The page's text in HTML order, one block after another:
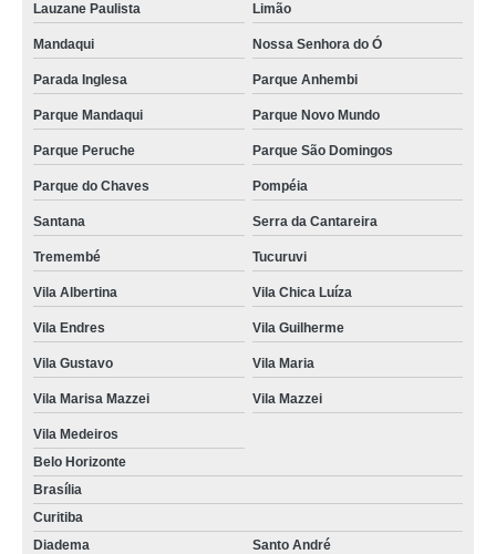
Lauzane Paulista Limão
Mandaqui Nossa Senhora do Ó
Parada Inglesa Parque Anhembi
Parque Mandaqui Parque Novo Mundo
Parque Peruche Parque São Domingos
Parque do Chaves Pompéia
Santana Serra da Cantareira
Tremembé Tucuruvi
Vila Albertina Vila Chica Luíza
Vila Endres Vila Guilherme
Vila Gustavo Vila Maria
Vila Marisa Mazzei Vila Mazzei
Vila Medeiros
Belo Horizonte
Brasília
Curitiba
Diadema
Santo André